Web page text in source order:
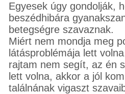
Egyesek úgy gondolják,
beszédhibára
betegségre szavaznak.
Miért nem mondja meg
látásproblémája lett
rajtam nem segít, az én
lett volna, akkor a jól
találnának vigaszt